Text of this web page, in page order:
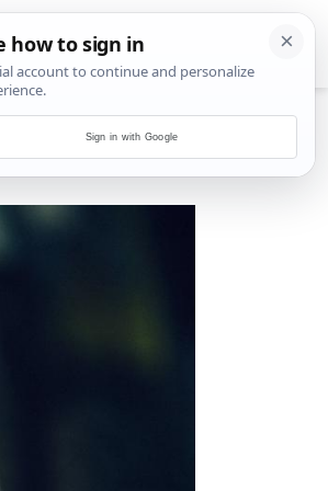
Sign in with Google